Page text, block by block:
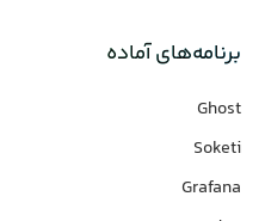
برنامه‌های‌ آماده
Ghost
Soketi
Grafana